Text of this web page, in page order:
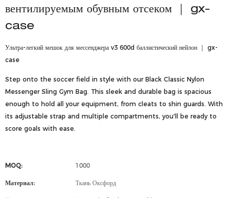
вентилируемым обувным отсеком ｜ gx-
case
Ультра-легкий мешок для мессенджера v3 600d баллистический нейлон ｜ gx-
case
Step onto the soccer field in style with our Black Classic Nylon
Messenger Sling Gym Bag. This sleek and durable bag is spacious
enough to hold all your equipment, from cleats to shin guards. With
its adjustable strap and multiple compartments, you'll be ready to
score goals with ease.
MOQ: 1000
Материал: Ткань Оксфорд